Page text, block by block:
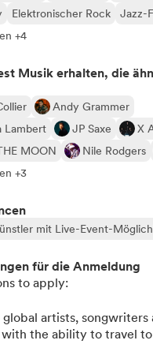
Elektronischer Rock
Jazz-
+4
Musik erhalten, die
Andy Grammer
Lambert
JP Saxe
X
MOON
Nile Rodgers
+3
mit Live-Event-
für die Anmeldung
to apply:
global artists, songwriters
the ability to travel to